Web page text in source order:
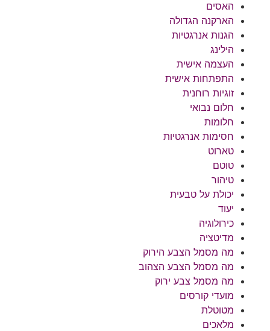
האסים
הארקנה הגדולה
הגנות אנרגטיות
הילינג
העצמה אישית
התפתחות אישית
זוגיות רוחנית
חלום נבואי
חלומות
חסימות אנרגטיות
טארוט
טוטם
טיהור
יכולת על טבעית
יעוד
כירולוגיה
מדיטציה
מה מסמל הצבע הירוק
מה מסמל הצבע הצהוב
מה מסמל צבע ירוק
מועדי קורסים
מטוטלת
מלאכים